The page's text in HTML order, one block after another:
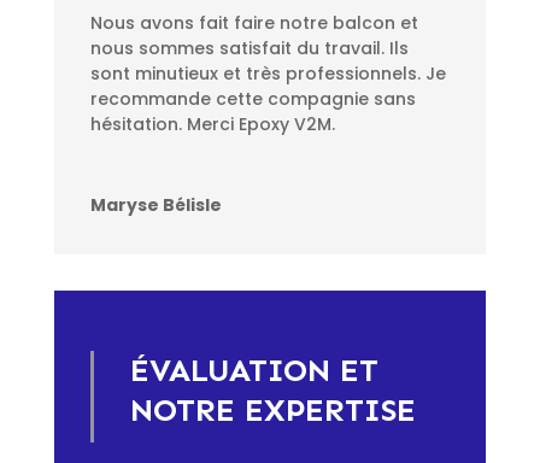
Nous avons fait faire notre balcon et
nous sommes satisfait du travail. Ils
sont minutieux et très professionnels. Je
recommande cette compagnie sans
hésitation. Merci Epoxy V2M.
Maryse Bélisle
ÉVALUATION ET
NOTRE EXPERTISE